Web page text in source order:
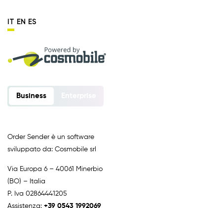
Business
Order Sender è un software
sviluppato da: Cosmobile srl
Via Europa 6 – 40061 Minerbio
(BO) – Italia
P. Iva 02864441205
Assistenza: +39 0543 1992069
IT EN ES